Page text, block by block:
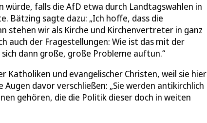
falls die AfD etwa durch Landtagswahlen in
Bätzing sagte dazu: „Ich hoffe, dass die
stehen wir als Kirche und Kirchenvertreter in ganz
auch der Fragestellungen: Wie ist das mit der
dann große, große Probleme auftun.“
Katholiken und evangelischer Christen, weil sie hier
davor verschließen: „Sie werden antikirchlich
gehören, die die Politik dieser doch in weiten